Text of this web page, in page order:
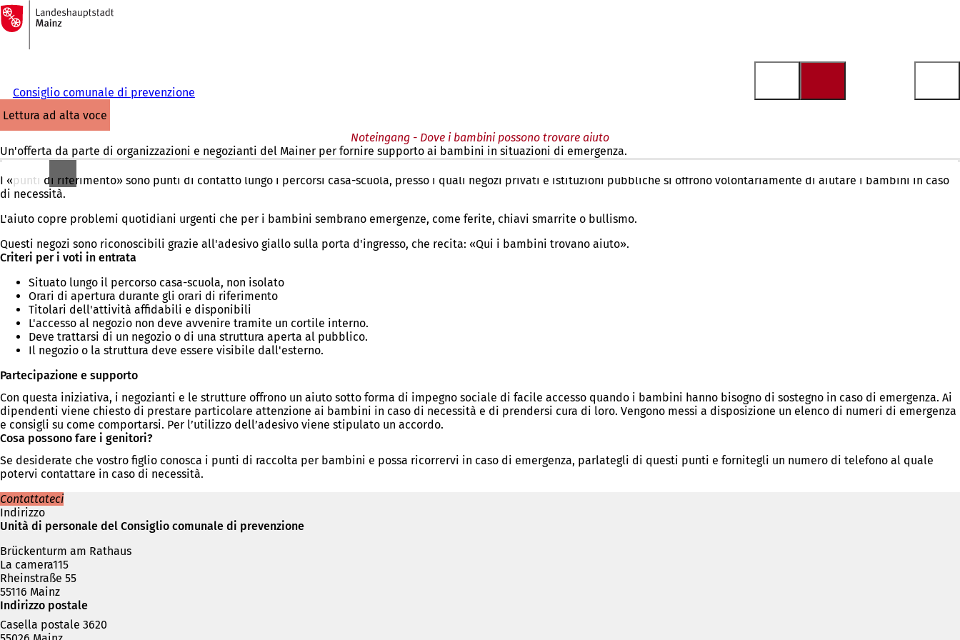
Vai al contenuto
Alla
pagina
iniziale
Consiglio comunale di prevenzione
lettura ad alta voce
Noteingang - Dove i bambini possono trovare aiuto
Un'offerta da parte di organizzazioni e negozianti del Mainer per fornire supporto ai bambini in situazioni di emergenza.
I «punti di riferimento» sono punti di contatto lungo i percorsi casa-scuola, presso i quali negozi privati e istituzioni pubbliche si offrono volontariamente di aiutare i bambini in caso
di necessità.
L'aiuto copre problemi quotidiani urgenti che per i bambini sembrano emergenze, come ferite, chiavi smarrite o bullismo.
Questi negozi sono riconoscibili grazie all'adesivo giallo sulla porta d'ingresso, che recita: «Qui i bambini trovano aiuto».
Criteri per i voti in entrata
Situato lungo il percorso casa-scuola, non isolato
Orari di apertura durante gli orari di riferimento
Titolari dell'attività affidabili e disponibili
L'accesso al negozio non deve avvenire tramite un cortile interno.
Deve trattarsi di un negozio o di una struttura aperta al pubblico.
Il negozio o la struttura deve essere visibile dall'esterno.
Partecipazione e supporto
Con questa iniziativa, i negozianti e le strutture offrono un aiuto sotto forma di impegno sociale di facile accesso quando i bambini hanno bisogno di sostegno in caso di emergenza. Ai
dipendenti viene chiesto di prestare particolare attenzione ai bambini in caso di necessità e di prendersi cura di loro. Vengono messi a disposizione un elenco di numeri di emergenza
e consigli su come comportarsi. Per l’utilizzo dell’adesivo viene stipulato un accordo.
Cosa possono fare i genitori?
Se desiderate che vostro figlio conosca i punti di raccolta per bambini e possa ricorrervi in caso di emergenza, parlategli di questi punti e fornitegli un numero di telefono al quale
potervi contattare in caso di necessità.
Contattateci
Indirizzo
Unità di personale del Consiglio comunale di prevenzione
Brückenturm am Rathaus
La camera115
Rheinstraße 55
55116 Mainz
Indirizzo postale
Casella postale 3620